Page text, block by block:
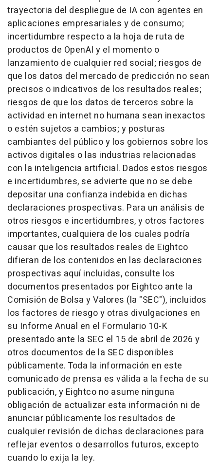
trayectoria del despliegue de IA con agentes en
aplicaciones empresariales y de consumo;
incertidumbre respecto a la hoja de ruta de
productos de OpenAI y el momento o
lanzamiento de cualquier red social; riesgos de
que los datos del mercado de predicción no sean
precisos o indicativos de los resultados reales;
riesgos de que los datos de terceros sobre la
actividad en internet no humana sean inexactos
o estén sujetos a cambios; y posturas
cambiantes del público y los gobiernos sobre los
activos digitales o las industrias relacionadas
con la inteligencia artificial. Dados estos riesgos
e incertidumbres, se advierte que no se debe
depositar una confianza indebida en dichas
declaraciones prospectivas. Para un análisis de
otros riesgos e incertidumbres, y otros factores
importantes, cualquiera de los cuales podría
causar que los resultados reales de Eightco
difieran de los contenidos en las declaraciones
prospectivas aquí incluidas, consulte los
documentos presentados por Eightco ante la
Comisión de Bolsa y Valores (la "SEC"), incluidos
los factores de riesgo y otras divulgaciones en
su Informe Anual en el Formulario 10-K
presentado ante la SEC el 15 de abril de 2026 y
otros documentos de la SEC disponibles
públicamente. Toda la información en este
comunicado de prensa es válida a la fecha de su
publicación, y Eightco no asume ninguna
obligación de actualizar esta información ni de
anunciar públicamente los resultados de
cualquier revisión de dichas declaraciones para
reflejar eventos o desarrollos futuros, excepto
cuando lo exija la ley.